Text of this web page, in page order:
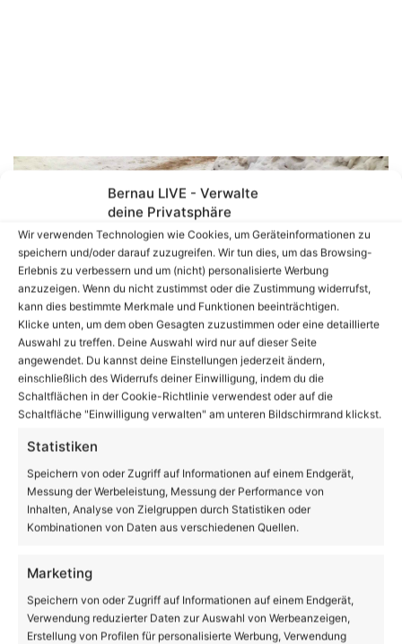
Bernau LIVE - Verwalte
deine Privatsphäre
Wir verwenden Technologien wie Cookies, um Geräteinformationen zu
speichern und/oder darauf zuzugreifen. Wir tun dies, um das Browsing-
Erlebnis zu verbessern und um (nicht) personalisierte Werbung
anzuzeigen. Wenn du nicht zustimmst oder die Zustimmung widerrufst,
kann dies bestimmte Merkmale und Funktionen beeinträchtigen.
Klicke unten, um dem oben Gesagten zuzustimmen oder eine detaillierte
Auswahl zu treffen. Deine Auswahl wird nur auf dieser Seite
angewendet. Du kannst deine Einstellungen jederzeit ändern,
einschließlich des Widerrufs deiner Einwilligung, indem du die
Schaltflächen in der Cookie-Richtlinie verwendest oder auf die
Schaltfläche "Einwilligung verwalten" am unteren Bildschirmrand klickst.
Statistiken
Speichern von oder Zugriff auf Informationen auf einem Endgerät,
Messung der Werbeleistung, Messung der Performance von
Inhalten, Analyse von Zielgruppen durch Statistiken oder
Kombinationen von Daten aus verschiedenen Quellen.
Marketing
Speichern von oder Zugriff auf Informationen auf einem Endgerät,
Verwendung reduzierter Daten zur Auswahl von Werbeanzeigen,
Erstellung von Profilen für personalisierte Werbung, Verwendung
Partei / Fraktionsmitteilungen
Fraktionen fordern Neuausrichtung des
Winterdienstes in Bernau